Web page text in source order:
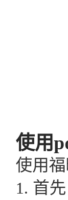
使用
使用
1. 首